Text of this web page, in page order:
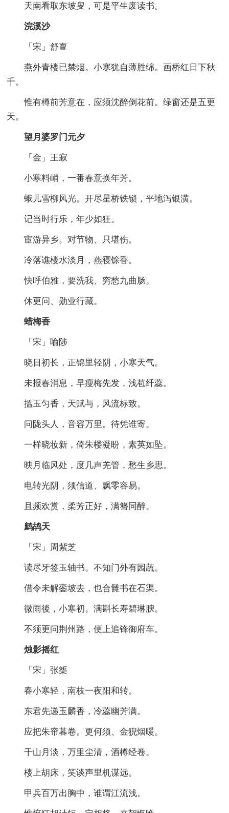
天南看取东坡叟，可是平生废读书。
浣溪沙
「宋」舒亶
燕外青楼已禁烟。小寒犹自薄胜绵。画桥红日下秋
千。
惟有樽前芳意在，应须沈醉倒花前。绿窗还是五更
天。
望月婆罗门元夕
「金」王寂
小寒料峭，一番春意换年芳。
蛾儿雪柳风光。开尽星桥铁锁，平地泻银潢。
记当时行乐，年少如狂。
宦游异乡。对节物、只堪伤。
冷落谯楼水淡月，燕寝馀香。
快呼伯雅，要洗我、穷愁九曲肠。
休更问、勋业行藏。
蜡梅香
「宋」喻陟
晓日初长，正锦里轻阴，小寒天气。
未报春消息，早瘦梅先发，浅苞纤蕊。
搵玉匀香，天赋与，风流标致。
问陇头人，音容万里。待凭谁寄。
一样晓妆新，倚朱楼凝盼，素英如坠。
映月临风处，度几声羌管，愁生乡思。
电转光阴，须信道、飘零容易。
且频欢赏，柔芳正好，满簪同醉。
鹧鸪天
「宋」周紫芝
读尽牙签玉轴书。不知门外有园蔬。
借令未解銮坡去，也合雠书在石渠。
微雨後，小寒初。满斟长寿碧琳腴。
不须更问荆州路，便上追锋御府车。
烛影摇红
「宋」张榘
春小寒轻，南枝一夜阳和转。
东君先递玉麟香，冷蕊幽芳满。
应把朱帘暮卷。更何须、金猊烟暖。
千山月淡，万里尘清，酒樽经卷。
楼上胡床，笑谈声里机谋远。
甲兵百万出胸中，谁谓江流浅。